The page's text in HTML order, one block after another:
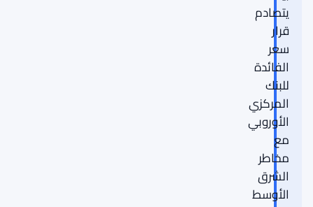
يتصادم
قرار
سعر
الفائدة
للبنك
المركزي
الأوروبي
مع
مخاطر
الشرق
الأوسط